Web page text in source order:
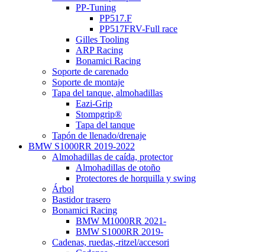
PP-Tuning
PP517.F
PP517FRV-Full race
Gilles Tooling
ARP Racing
Bonamici Racing
Soporte de carenado
Soporte de montaje
Tapa del tanque, almohadillas
Eazi-Grip
Stompgrip®
Tapa del tanque
Tapón de llenado/drenaje
BMW S1000RR 2019-2022
Almohadillas de caída, protector
Almohadillas de otoño
Protectores de horquilla y swing
Árbol
Bastidor trasero
Bonamici Racing
BMW M1000RR 2021-
BMW S1000RR 2019-
Cadenas, ruedas,-ritzel/accesori